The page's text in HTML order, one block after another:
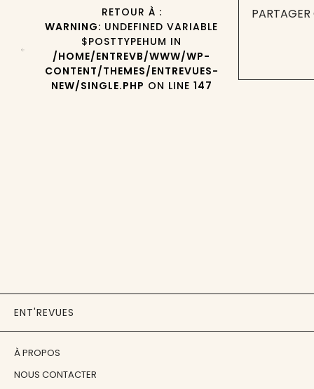
RETOUR À :
WARNING: UNDEFINED VARIABLE
$POSTTYPEHUM IN
/HOME/ENTREVB/WWW/WP-
CONTENT/THEMES/ENTREVUES-
NEW/SINGLE.PHP ON LINE 147
ENT'REVUES
À PROPOS
NOUS CONTACTER